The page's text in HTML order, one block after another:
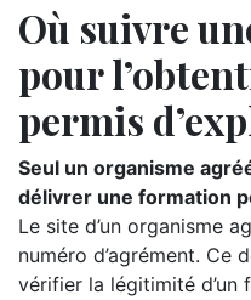
Où suivre
pour
permis
Seul un organisme
délivrer une formation
Le site d’un organisme
numéro d’agrément. Ce
vérifier la légitimité d’un